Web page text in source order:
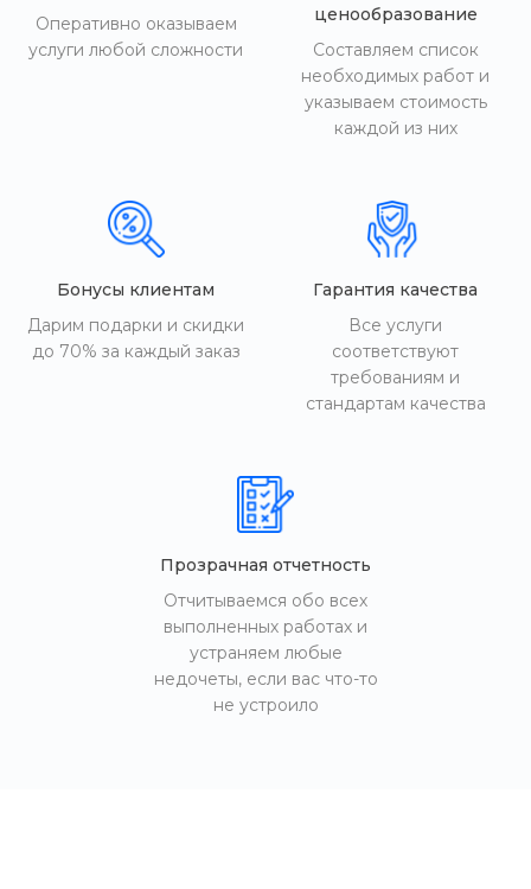
Оперативно оказываем
услуги любой сложности
ценообразование
Составляем список
необходимых работ и
указываем стоимость
каждой из них
Бонусы клиентам
Дарим подарки и скидки
до 70% за каждый заказ
Гарантия качества
Все услуги
соответствуют
требованиям и
стандартам качества
Прозрачная отчетность
Отчитываемся обо всех
выполненных работах и
устраняем любые
недочеты, если вас что-то
не устроило